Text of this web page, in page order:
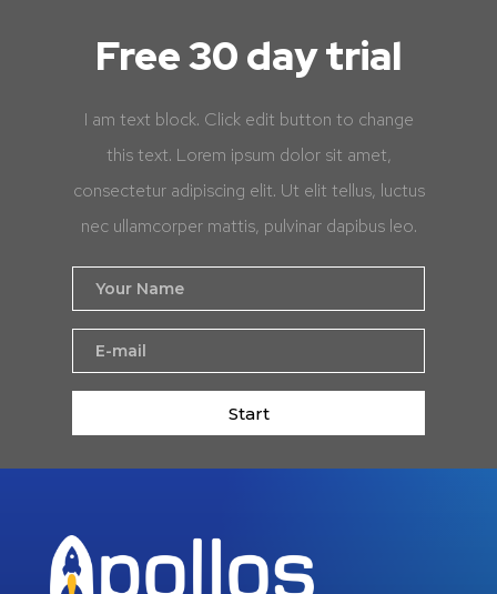
Free 30 day trial
I am text block. Click edit button to change
this text. Lorem ipsum dolor sit amet,
consectetur adipiscing elit. Ut elit tellus, luctus
nec ullamcorper mattis, pulvinar dapibus leo.
Start